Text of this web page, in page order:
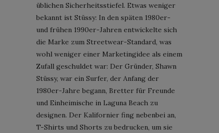
üblichen Sicherheitsstiefel. Etwas weniger
bekannt ist Stüssy: In den späten 1980er-
und frühen 1990er-Jahren entwickelte sich
die Marke zum Streetwear-Standard, was
wohl weniger einer Marketingidee als einem
Zufall geschuldet war: Der Gründer, Shawn
Stüssy, war ein Surfer, der Anfang der
1980er-Jahre begann, Bretter für Freunde
und Einheimische in Laguna Beach zu
designen. Der Kalifornier fing nebenbei an,
T-Shirts und Shorts zu bedrucken, um sie